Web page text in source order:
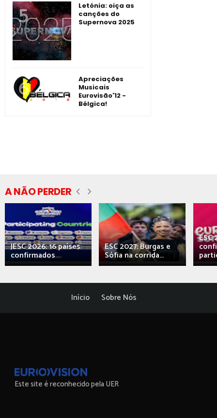
Letónia: oiça as
canções do
Supernova 2025
Apreciações
Musicais
Eurovisão'12 -
Bélgica!
A NÃO PERDER
JESC 2026: 16 países
confirmados
ESC 2027: Burgas e
Sófia na corrida...
ESC
Início Sobre Nós
Este site é reconhecido pela UER